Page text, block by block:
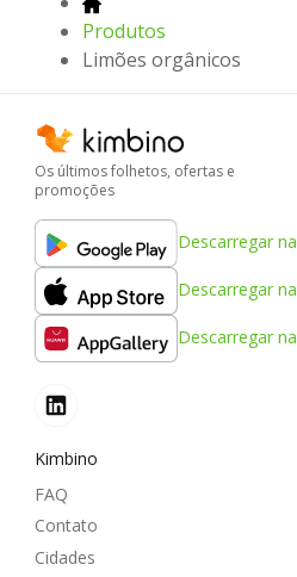
Produtos
Limões orgânicos
Os últimos folhetos, ofertas e
promoções
Descarregar na
Descarregar na
Descarregar na
Kimbino
FAQ
Contato
Cidades